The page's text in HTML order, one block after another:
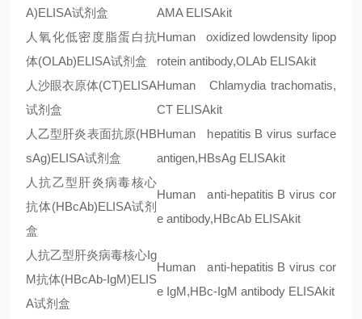
A)ELISA试剂盒
AMA ELISAkit
人氧化低密度脂蛋白抗
体(OLAb)ELISA试剂盒
Human oxidized lowdensity lipop
rotein antibody,OLAb ELISAkit
人沙眼衣原体(CT)ELISA
试剂盒
Human Chlamydia trachomatis,
CT ELISAkit
人乙型肝炎表面抗原(HB
sAg)ELISA试剂盒
Human hepatitis B virus surface
antigen,HBsAg ELISAkit
人抗乙型肝炎病毒核心
抗体(HBcAb)ELISA试剂
盒
Human anti-hepatitis B virus cor
e antibody,HBcAb ELISAkit
人抗乙型肝炎病毒核心Ig
M抗体(HBcAb-IgM)ELIS
A试剂盒
Human anti-hepatitis B virus cor
e IgM,HBc-IgM antibody ELISAkit